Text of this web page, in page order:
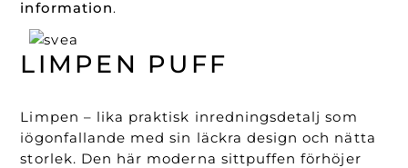
LIMPEN PUFF
Limpen – lika praktisk inredningsdetalj som
iögonfallande med sin läckra design och nätta
storlek. Den här moderna sittpuffen förhöjer
information.